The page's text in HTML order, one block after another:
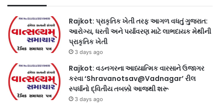
Rajkot: પ્રાકૃતિક ખેતી તરફ આગળ વધતું ગુજરાત:
આરોગ્ય, ધરતી અને પર્યાવરણ માટે લાભદાયક મેથીની
પ્રાકૃતિક ખેતી
3 days ago
Rajkot: વડનગરના આધ્યાત્મિક વારસાને ઉજાગર
કરવા ‘Shravanotsav@Vadnagar’ રીલ
સ્પર્ધાનો દ્વિતીય તબક્કો આજથી શરૂ
3 days ago